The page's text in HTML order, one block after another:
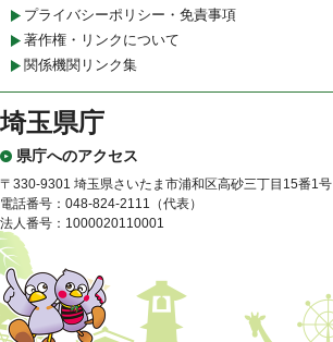
プライバシーポリシー・免責事項
著作権・リンクについて
関係機関リンク集
埼玉県庁
県庁へのアクセス
〒330-9301 埼玉県さいたま市浦和区高砂三丁目15番1号
電話番号：048-824-2111（代表）
法人番号：1000020110001